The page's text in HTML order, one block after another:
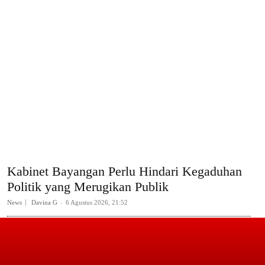
Kabinet Bayangan Perlu Hindari Kegaduhan
Politik yang Merugikan Publik
News Davina G - 6 Agustus 2026, 21:52